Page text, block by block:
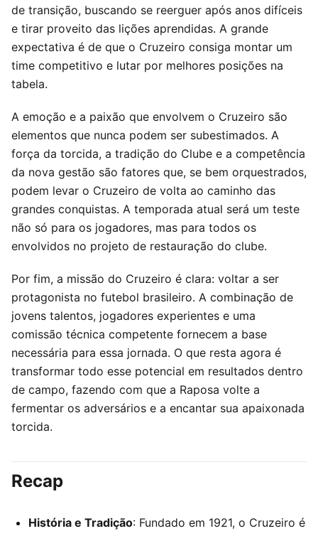
de transição, buscando se reerguer após anos difíceis
e tirar proveito das lições aprendidas. A grande
expectativa é de que o Cruzeiro consiga montar um
time competitivo e lutar por melhores posições na
tabela.
A emoção e a paixão que envolvem o Cruzeiro são
elementos que nunca podem ser subestimados. A
força da torcida, a tradição do Clube e a competência
da nova gestão são fatores que, se bem orquestrados,
podem levar o Cruzeiro de volta ao caminho das
grandes conquistas. A temporada atual será um teste
não só para os jogadores, mas para todos os
envolvidos no projeto de restauração do clube.
Por fim, a missão do Cruzeiro é clara: voltar a ser
protagonista no futebol brasileiro. A combinação de
jovens talentos, jogadores experientes e uma
comissão técnica competente fornecem a base
necessária para essa jornada. O que resta agora é
transformar todo esse potencial em resultados dentro
de campo, fazendo com que a Raposa volte a
fermentar os adversários e a encantar sua apaixonada
torcida.
Recap
História e Tradição: Fundado em 1921, o Cruzeiro é